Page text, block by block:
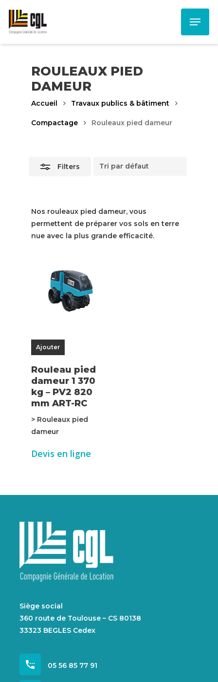
main
content
Menu
ROULEAUX PIED
DAMEUR
Accueil Travaux publics & bâtiment
Compactage Rouleaux pied dameur
Filters
Close
Nos rouleaux pied dameur, vous
permettent de préparer vos sols en terre
nue avec la plus grande efficacité.
Ajouter
Rouleau pied
dameur 1 370
kg – PV2 820
mm ART-RC
> Rouleaux pied
dameur
Devis en ligne
Siège social
360 route de Toulouse – CS 80138
33323 BEGLES Cedex
settings_phone 05 56 85 77 91